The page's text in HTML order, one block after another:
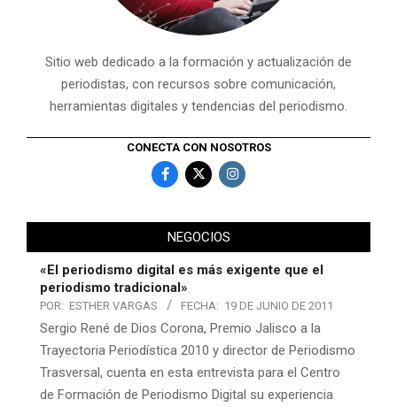
Sitio web dedicado a la formación y actualización de
periodistas, con recursos sobre comunicación,
herramientas digitales y tendencias del periodismo.
CONECTA CON NOSOTROS
NEGOCIOS
«El periodismo digital es más exigente que el
periodismo tradicional»
POR: ESTHER VARGAS FECHA: 19 DE JUNIO DE 2011
Sergio René de Dios Corona, Premio Jalisco a la
Trayectoria Periodística 2010 y director de Periodismo
Trasversal, cuenta en esta entrevista para el Centro
de Formación de Periodismo Digital su experiencia